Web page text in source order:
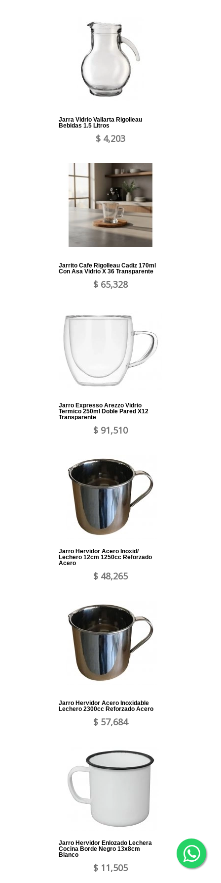
Jarra Vidrio Vallarta Rigolleau
Bebidas 1.5 Litros
$ 4,203
Jarrito Cafe Rigolleau Cadiz 170ml
Con Asa Vidrio X 36 Transparente
$ 65,328
Jarro Expresso Arezzo Vidrio
Termico 250ml Doble Pared X12
Transparente
$ 91,510
Jarro Hervidor Acero Inoxid/
Lechero 12cm 1250cc Reforzado
Acero
$ 48,265
Jarro Hervidor Acero Inoxidable
Lechero 2300cc Reforzado Acero
$ 57,684
Jarro Hervidor Enlozado Lechera
Cocina Borde Negro 13x8cm
Blanco
$ 11,505